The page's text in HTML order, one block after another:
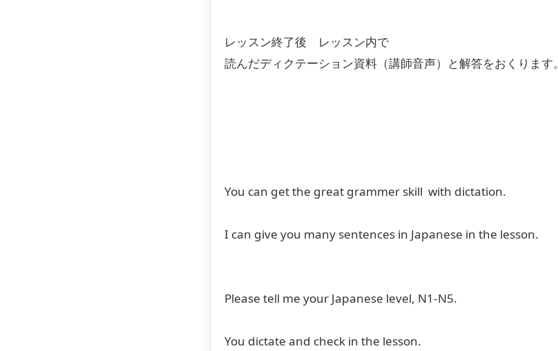
レッスン終了後 レッスン内で
読んだディクテーション資料（講師音声）と解答をおくります。
You can get the great grammer skill with dictation.
I can give you many sentences in Japanese in the lesson.
Please tell me your Japanese level, N1-N5.
You dictate and check in the lesson.